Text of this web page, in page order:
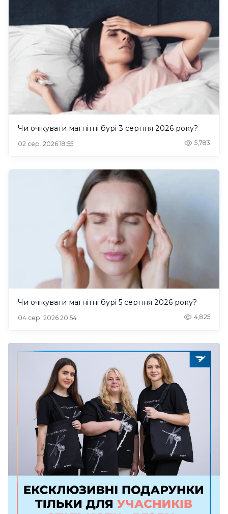
Чи очікувати магнітні бурі 3 серпня 2026 року?
02 сер. 2026 18:55 5,783
Чи очікувати магнітні бурі 5 серпня 2026 року?
04 сер. 2026 20:54 4,825